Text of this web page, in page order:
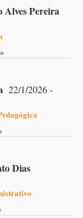
Alves Pereira
22/1/2026 -
Dias